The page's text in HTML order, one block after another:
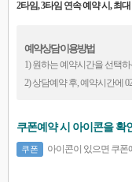
2타임, 3타임 연속 예약 시, 최
예약상담 이용방법
1) 원하는 예약시간을 선택
2) 상담예약 후, 예약시간에
쿠폰예약 시 아이콘을 확
쿠폰 아이콘이 있으면 쿠